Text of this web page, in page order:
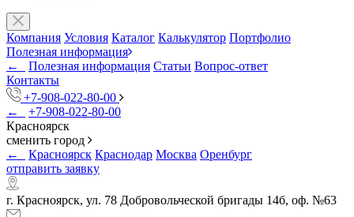
Компания Условия Каталог Калькулятор Портфолио
Полезная информация
←
Полезная информация Статьи Вопрос-ответ
Контакты
+7-908-022-80-00
←
+7-908-022-80-00
Красноярск
сменить город
←
Красноярск Краснодар Москва Оренбург
отправить заявку
г. Красноярск, ул. 78 Добровольческой бригады 14б, оф. №63